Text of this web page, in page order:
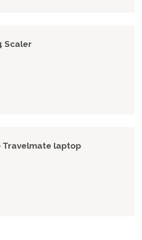
Scaler
Travelmate laptop